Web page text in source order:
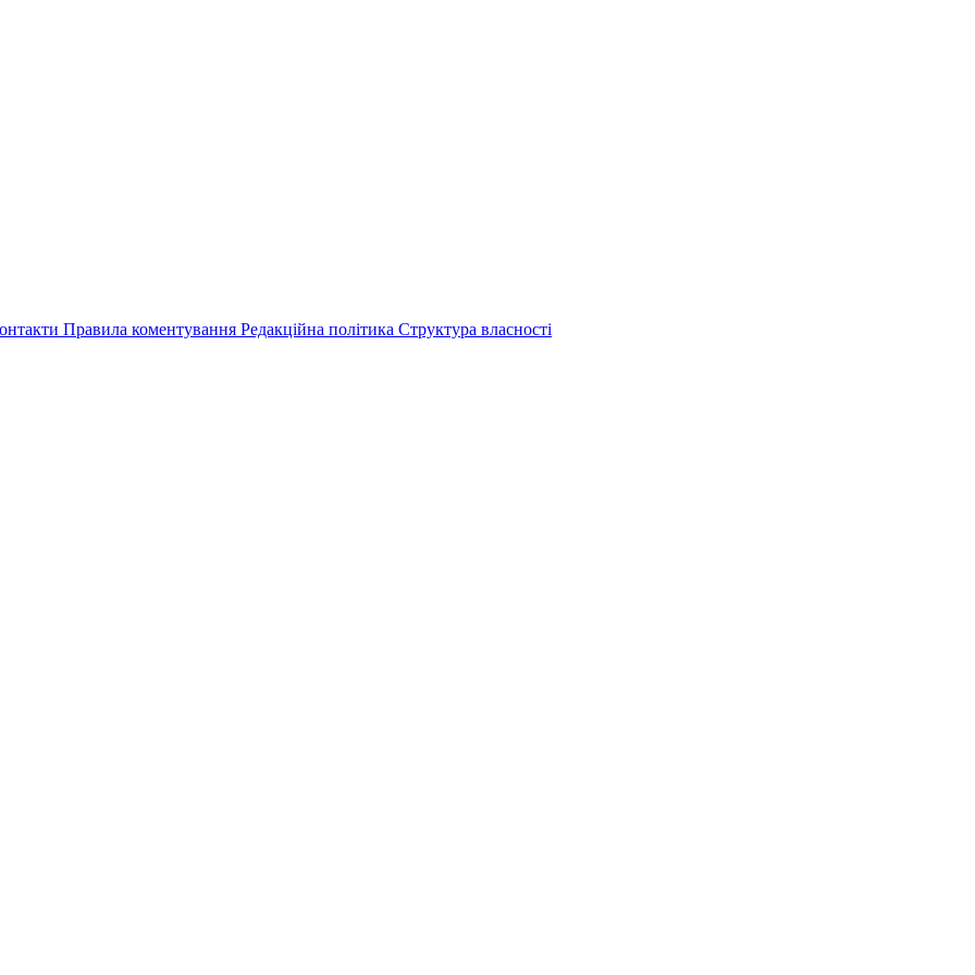
Правила коментування Редакційна політика Структура власності